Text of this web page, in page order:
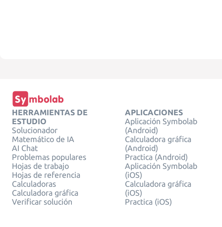
HERRAMIENTAS DE
ESTUDIO
Solucionador
Matemático de IA
AI Chat
Problemas populares
Hojas de trabajo
Hojas de referencia
Calculadoras
Calculadora gráfica
Verificar solución
APLICACIONES
Aplicación Symbolab
(Android)
Calculadora gráfica
(Android)
Practica (Android)
Aplicación Symbolab
(iOS)
Calculadora gráfica
(iOS)
Practica (iOS)